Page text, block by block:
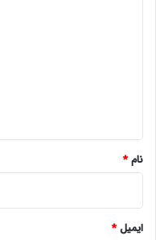
نام*
ایمیل*